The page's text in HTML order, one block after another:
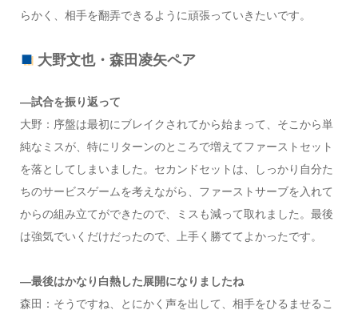
らかく、相手を翻弄できるように頑張っていきたいです。
大野文也・森田凌矢ペア
―試合を振り返って
大野：序盤は最初にブレイクされてから始まって、そこから単
純なミスが、特にリターンのところで増えてファーストセット
を落としてしまいました。セカンドセットは、しっかり自分た
ちのサービスゲームを考えながら、ファーストサーブを入れて
からの組み立てができたので、ミスも減って取れました。最後
は強気でいくだけだったので、上手く勝ててよかったです。
―最後はかなり白熱した展開になりましたね
森田：そうですね、とにかく声を出して、相手をひるませるこ